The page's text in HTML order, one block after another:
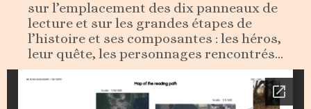
sur l’emplacement des dix panneaux de
lecture et sur les grandes étapes de
l’histoire et ses composantes : les héros,
leur quête, les personnages rencontrés…